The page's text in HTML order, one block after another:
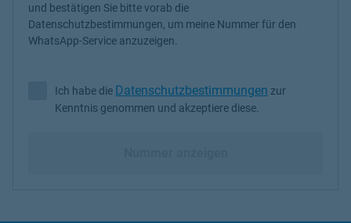
und bestätigen Sie bitte vorab die
Datenschutzbestimmungen, um meine Nummer für den
WhatsApp-Service anzuzeigen.
Ich habe die Datenschutzbestimmungen zur Kenntnis
Ich habe die Datenschutzbestimmungen zur
Kenntnis genommen und akzeptiere diese.